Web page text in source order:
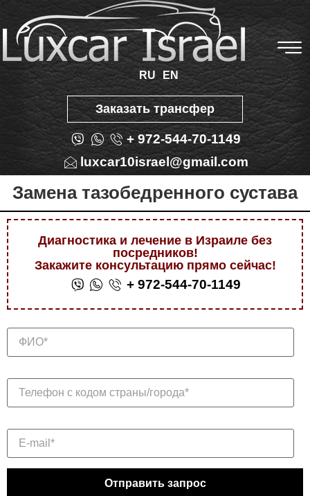
RU EN
Заказать трансфер
+ 972-544-70-1149
luxcar10israel@gmail.com
Замена тазобедренного сустава
Диагностика и лечение в Израиле без
посредников!
Закажите консультацию прямо сейчас!
+ 972-544-70-1149